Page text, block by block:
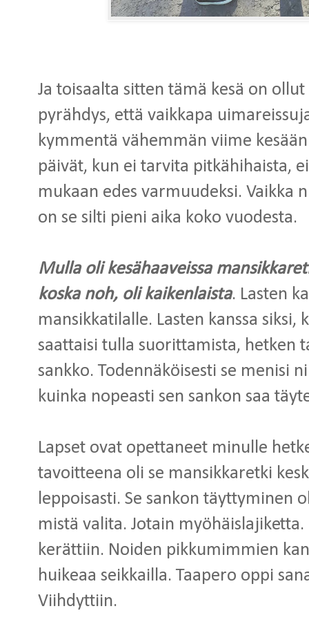
Ja toisaalta sitten tämä kesä on
pyrähdys, että vaikkapa
kymmentä vähemmän viime
päivät, kun ei tarvita pitkähihaista,
mukaan edes varmuudeksi. Vaikka
on se silti pieni aika koko vuodesta.
Mulla oli kesähaaveissa
koska noh, oli kaikenlaista. Lasten
mansikkatilalle. Lasten kanssa siksi,
saattaisi tulla suorittamista, hetken
sankko. Todennäköisesti se menisi
kuinka nopeasti sen sankon saa
Lapset ovat opettaneet minulle
tavoitteena oli se mansikkaretki
leppoisasti. Se sankon täyttyminen
mistä valita. Jotain
kerättiin. Noiden pikkumimmien
huikeaa seikkailla. Taapero oppi
Viihdyttiin.